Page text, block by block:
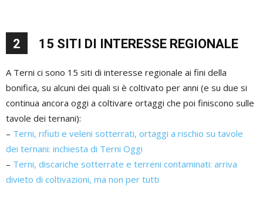
2 15 SITI DI INTERESSE REGIONALE
A Terni ci sono 15 siti di interesse regionale ai fini della
bonifica, su alcuni dei quali si è coltivato per anni (e su due si
continua ancora oggi a coltivare ortaggi che poi finiscono sulle
tavole dei ternani):
– Terni, rifiuti e veleni sotterrati, ortaggi a rischio su tavole
dei ternani: inchiesta di Terni Oggi
– Terni, discariche sotterrate e terreni contaminati: arriva
divieto di coltivazioni, ma non per tutti